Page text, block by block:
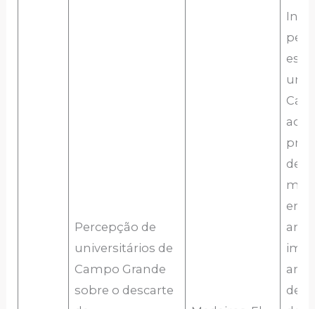
Percepção de
universitários de
Campo Grande
sobre o descarte
em